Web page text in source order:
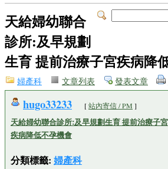
天給婦幼聯合
診所:及早規劃
生育 提前治療子宮疾病降
婦產科 文章列表 發表文章
hugo33233 [站內寄信 / PM ]
天給婦幼聯合診所:及早規劃生育 提前治療子宮
疾病降低不孕機會
分類標籤: 婦產科